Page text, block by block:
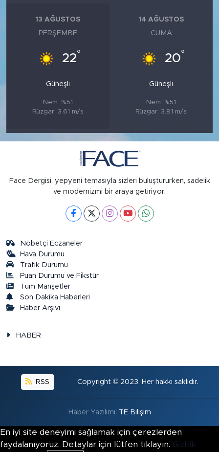
13 AĞUSTOS
PERŞEMBE
22°
Güneşli
Nem: %51
Rüzgar: 3.61 m/s
14 AĞUSTOS
CUMA
20°
Güneşli
Nem: %51
Rüzgar: 3.81 m/s
Face Dergisi, yepyeni temasıyla sizleri buluştururken, sadelik
ve modernizmi bir araya getiriyor.
Nöbetçi Eczaneler
Hava Durumu
Trafik Durumu
Puan Durumu ve Fikstür
Tüm Manşetler
Son Dakika Haberleri
Haber Arşivi
HABER
RSS Copyright © 2023. Her hakkı saklıdır.
Haber Yazılımı: TE Bilişim
En iyi site deneyimi sağlamak için çerezlerden
faydalanıyoruz. Detaylar için lütfen tıklayın. Gizlilik